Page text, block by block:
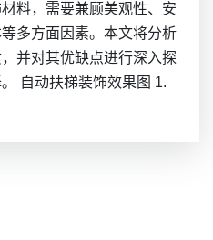
料，需要兼顾美观性、安
多方面因素。本文将分析
并对其优缺点进行深入探
自动扶梯装饰效果图 1.